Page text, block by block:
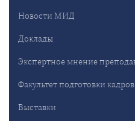
Новости МИД
Доклады
Экспертное мнение
Факультет подготовки
Выставки